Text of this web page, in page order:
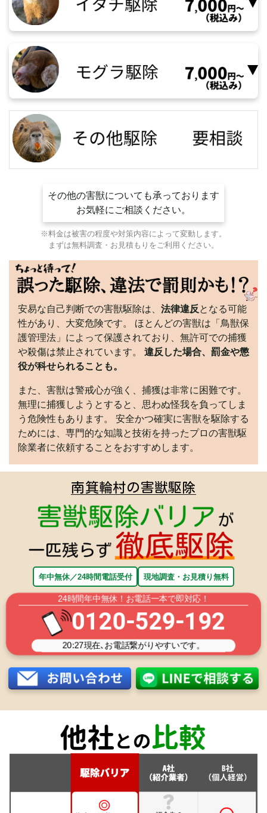
その他の害獣についても承っております
お気軽にご相談ください。
※料金は被害の程度や対策内容によって変動します。
まずは無料調査・お見積もりをご利用ください。
安易な自己判断での害獣駆除は、 法律違反 となる可能
性があり、大変危険です。 ほとんどの害獣は「鳥獣保
護管理法」によって保護されており、無許可での捕獲
や殺傷は禁止されています。 違反した場合、罰金や懲
役が科せられることも。
また、害獣は警戒心が強く、捕獲は非常に困難です。
無理に捕獲しようとすると、思わぬ怪我を負ってしま
う危険性もあります。 安全かつ確実に害獣を駆除する
ためには、専門的な知識と技術を持ったプロの害獣駆
除業者に依頼することをおすすめします。
南箕輪村の害獣駆除
年中無休／24時間電話受付 現地調査・お見積り無料
24時間年中無休！お電話一本で即対応！
0120-529-192
20:27現在､お電話繋がりやすいです。